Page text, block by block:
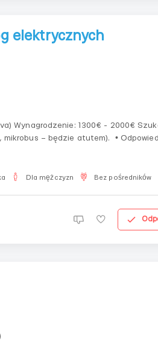
elektrycznych
•
będzie atutem). • Odpowiedzialnej
Dla mężczyzn Bez pośredników